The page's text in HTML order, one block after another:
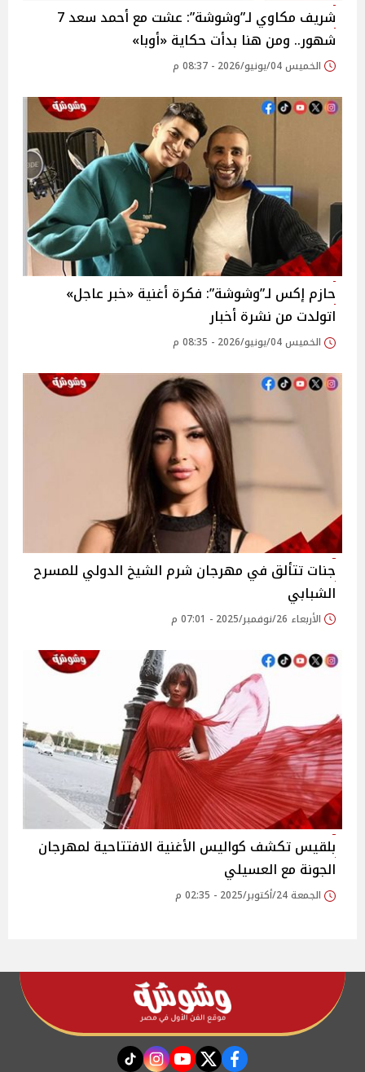
شريف مكاوي لـ”وشوشة”: عشت مع أحمد سعد 7
شهور.. ومن هنا بدأت حكاية «أوبا»
الخميس 04/يونيو/2026 - 08:37 م
حازم إكس لـ”وشوشة”: فكرة أغنية «خبر عاجل»
اتولدت من نشرة أخبار
الخميس 04/يونيو/2026 - 08:35 م
جنات تتألق في مهرجان شرم الشيخ الدولي للمسرح
الشبابي
الأربعاء 26/نوفمبر/2025 - 07:01 م
بلقيس تكشف كواليس الأغنية الافتتاحية لمهرجان
الجونة مع العسيلي
الجمعة 24/أكتوبر/2025 - 02:35 م
facebook
twitter
youtube
instagram
tiktok